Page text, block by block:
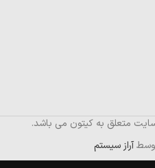
متعلق به کیتون می باشد.
آراز سیستم